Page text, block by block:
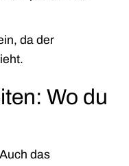
da der
Wo du
das